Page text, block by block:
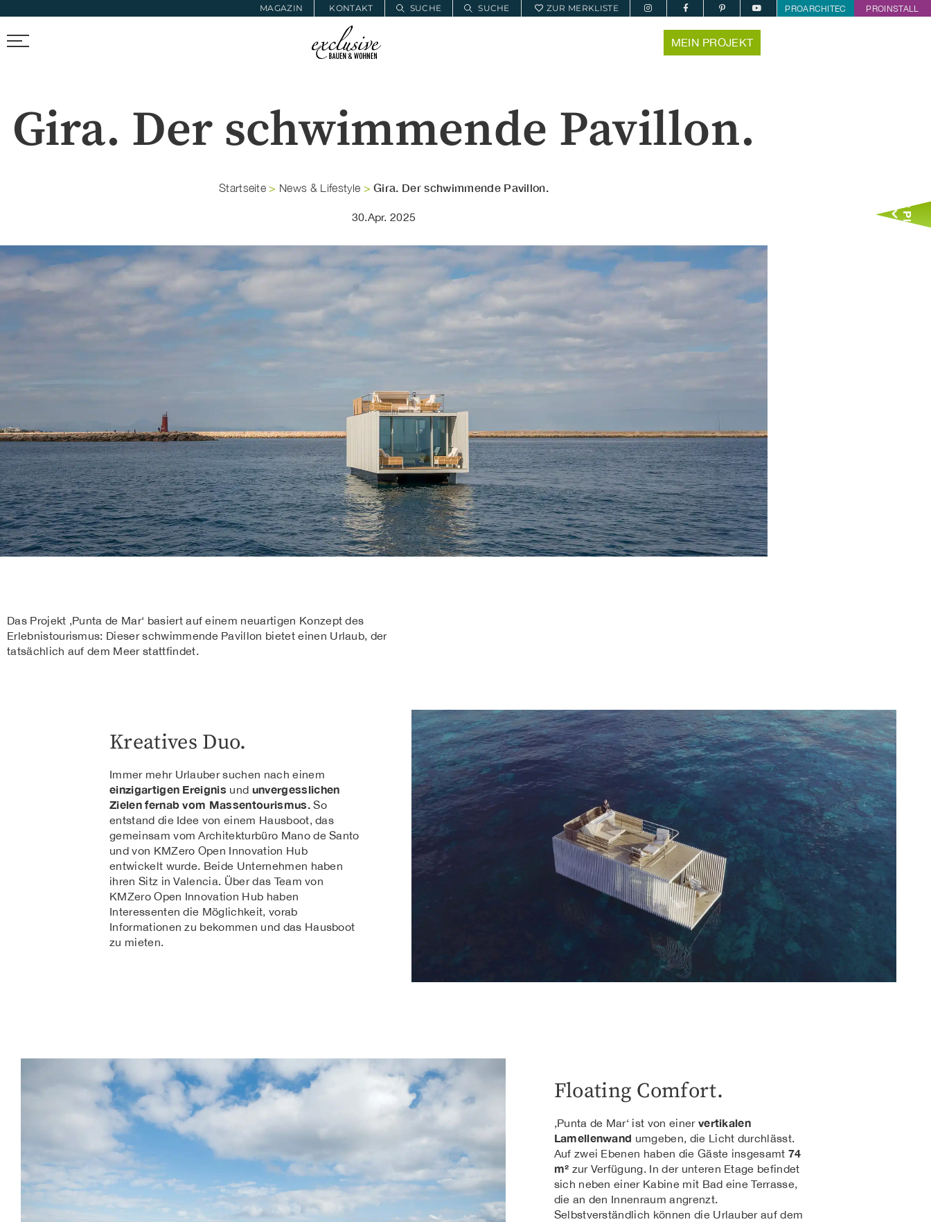
MAGAZIN KONTAKT SUCHE SUCHE ZUR MERKLISTE PROARCHITEC PROINSTALL
FIRMEN FINDEN BAUWOHNSERVICE
MEIN PROJEKT
Gira. Der schwimmende Pavillon.
Startseite > News & Lifestyle > Gira. Der schwimmende Pavillon.
30.Apr. 2025
Das Projekt ‚Punta de Mar‘ basiert auf einem neuartigen Konzept des
Erlebnistourismus: Dieser schwimmende Pavillon bietet einen Urlaub, der
tatsächlich auf dem Meer stattfindet.
Kreatives Duo.
Immer mehr Urlauber suchen nach einem
einzigartigen Ereignis und unvergesslichen
Zielen fernab vom Massentourismus.So
entstand die Idee von einem Hausboot, das
gemeinsam vom Architekturbüro Mano de Santo
und von KMZero Open Innovation Hub
entwickelt wurde. Beide Unternehmen haben
ihren Sitz in Valencia. Über das Team von
KMZero Open Innovation Hub haben
Interessenten die Möglichkeit, vorab
Informationen zu bekommen und das Hausboot
zu mieten.
Floating Comfort.
‚Punta de Mar‘ ist von einer vertikalen
Lamellenwand umgeben, die Licht durchlässt.
Auf zwei Ebenen haben die Gäste insgesamt74
m² zur Verfügung. In der unteren Etage befindet
sich neben einer Kabine mit Bad eine Terrasse,
die an den Innenraum angrenzt.
Selbstverständlich können die Urlauber auf dem
Jetzt Planen